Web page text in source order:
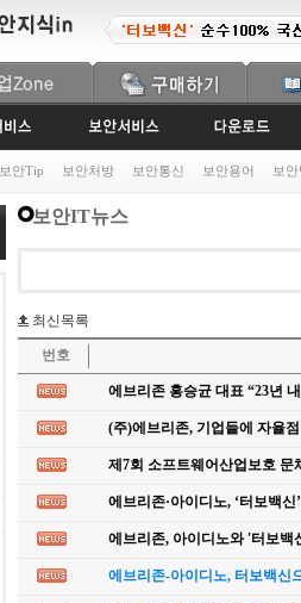
보안Tip 보안처방 보안통신 보안용어 보
보안IT뉴스
최신목록
번호
에브리존 홍승균 대표 “23년
(주)에브리존, 기업들에 자율
제7회 소프트웨어산업보호 문
에브리존·아이디노, ‘터보백신
에브리존, 아이디노와 '터보백
에브리존-아이디노, 터보백신